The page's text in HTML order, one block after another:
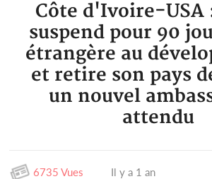
Côte d'Ivoire-USA
suspend pour 90
étrangère au
et retire son pays
un nouvel
attendu
6735 Vues Il y a 1 an